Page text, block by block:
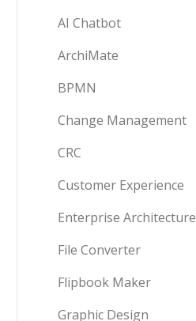
AI Chatbot
ArchiMate
BPMN
Change Management
CRC
Customer Experience
Enterprise Architecture
File Converter
Flipbook Maker
Graphic Design